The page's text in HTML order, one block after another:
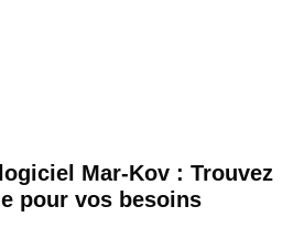
Mar-Kov : Trouvez
pour vos besoins